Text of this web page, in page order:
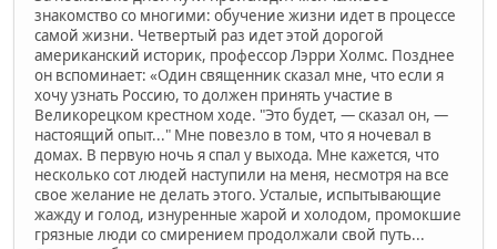
знакомство со многими: обучение жизни идет в процессе
самой жизни. Четвертый раз идет этой дорогой
американский историк, профессор Лэрри Холмс. Позднее
он вспоминает: «Один священник сказал мне, что если я
хочу узнать Россию, то должен принять участие в
Великорецком крестном ходе. "Это будет, — сказал он, —
настоящий опыт..." Мне повезло в том, что я ночевал в
домах. В первую ночь я спал у выхода. Мне кажется, что
несколько сот людей наступили на меня, несмотря на все
свое желание не делать этого. Усталые, испытывающие
жажду и голод, изнуренные жарой и холодом, промокшие
грязные люди со смирением продолжали свой путь...